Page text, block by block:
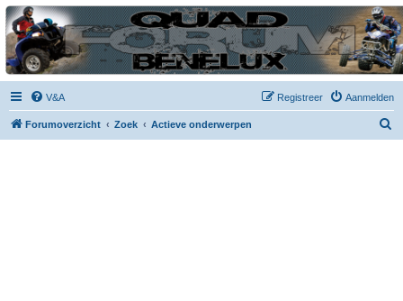
| QFB |
Hét quadforum van de Benelux
V&A Aanmelden
Registreer
Forumoverzicht Zoek Actieve onderwerpen